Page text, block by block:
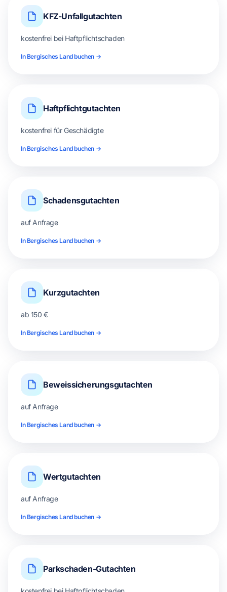
KFZ-Unfallgutachten
kostenfrei bei Haftpflichtschaden
In Bergisches Land buchen →
Haftpflichtgutachten
kostenfrei für Geschädigte
In Bergisches Land buchen →
Schadensgutachten
auf Anfrage
In Bergisches Land buchen →
Kurzgutachten
ab 150 €
In Bergisches Land buchen →
Beweissicherungsgutachten
auf Anfrage
In Bergisches Land buchen →
Wertgutachten
auf Anfrage
In Bergisches Land buchen →
Parkschaden-Gutachten